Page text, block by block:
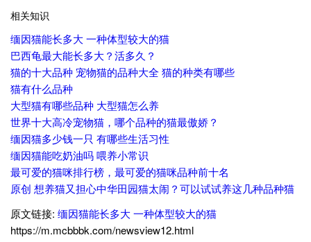
相关知识
缅因猫能长多大 一种体型较大的猫
巴西龟最大能长多大？活多久？
猫的十大品种 宠物猫的品种大全 猫的种类有哪些
猫有什么品种
大型猫有哪些品种 大型猫怎么养
世界十大高冷宠物猫，哪个品种的猫最傲娇？
缅因猫多少钱一只 有哪些生活习性
缅因猫能吃奶油吗 喂养小常识
最可爱的猫咪排行榜，最可爱的猫咪品种前十名
原创 想养猫又担心中华田园猫太闹？可以试试养这几种品种猫
原文链接: 缅因猫能长多大 一种体型较大的猫
https://m.mcbbbk.com/newsview12.html